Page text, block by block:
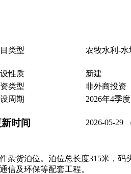
类型 农牧水利-
性质
新建
类型
非外商投资
周期 2026年4季
时间 2026-05-29
货泊位。泊位总长度315米，
信及环保等配套工程。